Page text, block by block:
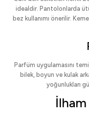
idealdir. Pantolonlarda
bez kullanımı önerilir.
Parfüm uygulamasını
bilek, boyun ve kulak
yoğunlukları